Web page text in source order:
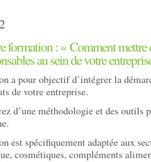
formation : « Comment mettre
au sein de votre
a pour objectif d’intégrer la
de votre entreprise.
d’une méthodologie et des outils
est spécifiquement adaptée aux
cosmétiques, compléments